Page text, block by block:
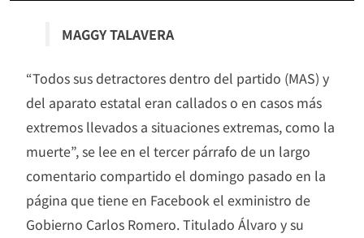
MAGGY TALAVERA
“Todos sus detractores dentro del partido (MAS) y
del aparato estatal eran callados o en casos más
extremos llevados a situaciones extremas, como la
muerte”, se lee en el tercer párrafo de un largo
comentario compartido el domingo pasado en la
página que tiene en Facebook el exministro de
Gobierno Carlos Romero. Titulado Álvaro y su